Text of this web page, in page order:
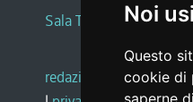
Noi
Questo
cookie di
saperne
Sala Tiziano Tessitori
redazione web |note